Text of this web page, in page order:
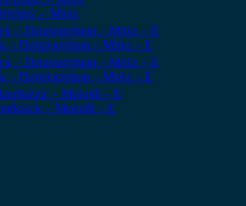
– Μπλε
Πιτσιλιστήρια – Μπλε – Ε
Πιτσιλιστήρια – Μπλε – Ε
– Μολυβί – Ε